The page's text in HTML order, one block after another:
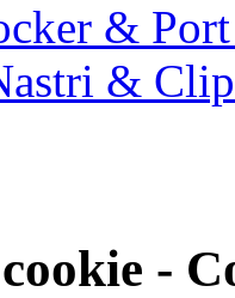
&
&
-